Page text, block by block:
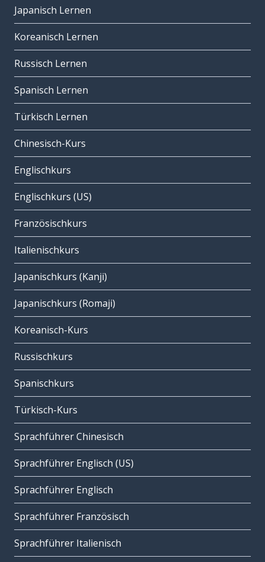
Japanisch Lernen
Koreanisch Lernen
Russisch Lernen
Spanisch Lernen
Türkisch Lernen
Chinesisch-Kurs
Englischkurs
Englischkurs (US)
Französischkurs
Italienischkurs
Japanischkurs (Kanji)
Japanischkurs (Romaji)
Koreanisch-Kurs
Russischkurs
Spanischkurs
Türkisch-Kurs
Sprachführer Chinesisch
Sprachführer Englisch (US)
Sprachführer Englisch
Sprachführer Französisch
Sprachführer Italienisch